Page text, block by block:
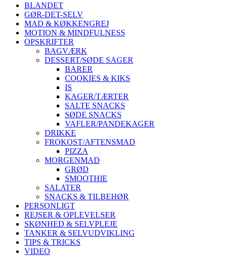
BLANDET
GØR-DET-SELV
MAD & KØKKENGREJ
MOTION & MINDFULNESS
OPSKRIFTER
BAGVÆRK
DESSERT/SØDE SAGER
BARER
COOKIES & KIKS
IS
KAGER/TÆRTER
SALTE SNACKS
SØDE SNACKS
VAFLER/PANDEKAGER
DRIKKE
FROKOST/AFTENSMAD
PIZZA
MORGENMAD
GRØD
SMOOTHIE
SALATER
SNACKS & TILBEHØR
PERSONLIGT
REJSER & OPLEVELSER
SKØNHED & SELVPLEJE
TANKER & SELVUDVIKLING
TIPS & TRICKS
VIDEO